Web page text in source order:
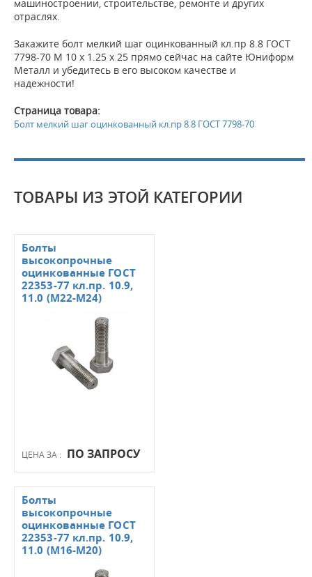
машиностроении, строительстве, ремонте и других
отраслях.
Закажите болт мелкий шаг оцинкованный кл.пр 8.8 ГОСТ
7798-70 М 10 х 1.25 х 25 прямо сейчас на сайте Юниформ
Металл и убедитесь в его высоком качестве и
надежности!
Страница товара:
Болт мелкий шаг оцинкованный кл.пр 8.8 ГОСТ 7798-70
ТОВАРЫ ИЗ ЭТОЙ КАТЕГОРИИ
ЦЕНА ЗА : ПО ЗАПРОСУ
Болты
высокопрочные
оцинкованные ГОСТ
22353-77 кл.пр. 10.9,
11.0 (М22-М24)
Болты
высокопрочные
оцинкованные ГОСТ
22353-77 кл.пр. 10.9,
11.0 (М16-М20)